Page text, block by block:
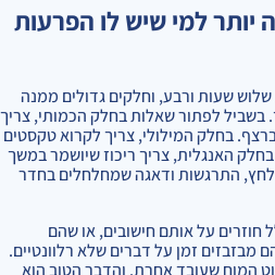
למי שיש לו הפרעות
שעות ורבע, וחלקים גדולים ממנה
בשביל לפתור שאלות בחלק הכמותי, צריך
בחלק המילולי, צריך לקרוא טקסטים
האנגלית, צריך ריכוז שיושמר במשך
התרגשות ודאגה שמחלחלים בחדר
על אותם חישובים, או שהם
מבזבזים זמן על דברים שלא רלוונטיים.